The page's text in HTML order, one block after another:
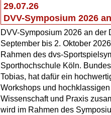
29.07.26
DVV-Symposium 2026
DVV-Symposium 2026 an der
September bis 2. Oktober
Rahmen des dvs-
Sporthochschule Köln.
Tobias, hat dafür ein
Workshops und
Wissenschaft und Praxis
wird im Rahmen des